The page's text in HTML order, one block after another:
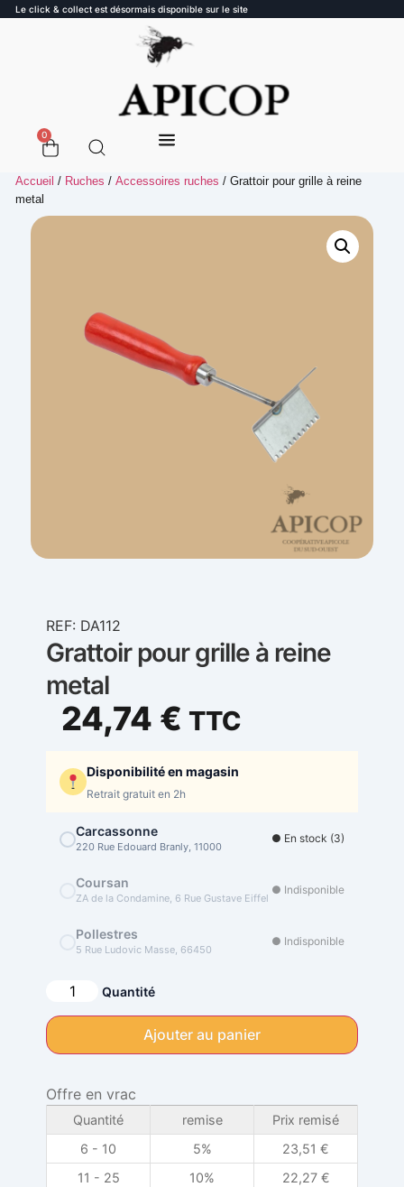
Le click & collect est désormais disponible sur le site
0
Accueil / Ruches / Accessoires ruches / Grattoir pour grille à reine
metal
REF: DA112
Grattoir pour grille à reine
metal
24,74 € TTC
Disponibilité en magasin
Retrait gratuit en 2h
Carcassonne
220 Rue Edouard Branly, 11000
● En stock (3)
Coursan
ZA de la Condamine, 6 Rue Gustave Eiffel
● Indisponible
Pollestres
5 Rue Ludovic Masse, 66450
● Indisponible
Quantité
Ajouter au panier
Offre en vrac
Quantité remise
Prix remisé
6 - 10
5% 23,51 €
11 - 25
10% 22,27 €